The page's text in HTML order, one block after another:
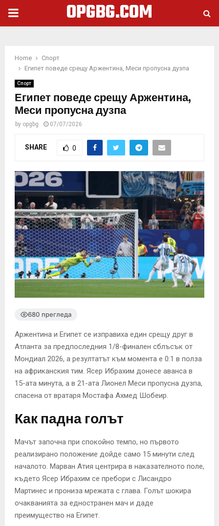
PRIMARY
OPGBG.COM
Home
Спорт
Египет поведе срещу Аржентина, Меси пропусна дузпа
Спорт
Египет поведе срещу Аржентина,
Меси пропусна дузпа
by opgbg 07/07/2026
SHARE 0
680 прегледа
Аржентина и Египет се изправиха един срещу друг в
Атланта за предпоследния 1/8-финален сблъсък от
Мондиал 2026, а резултатът към момента е 0:1 в полза
на африканския тим. Ясер Ибрахим донесе аванса в
15-ата минута, а в 21-ата Лионел Меси пропусна дузпа,
спасена от вратаря Мостафа Ахмед Шобеир.
Как падна голът
Мачът започна при спокойно темпо, но първото
реализирано положение дойде само 15 минути след
началото. Марван Атия центрира в наказателното поле,
където Ясер Ибрахим се пребори с Лисандро
Мартинес и прониза мрежата с глава. Голът шокира
очакванията за едностранен мач и даде
преимущество на Египет.